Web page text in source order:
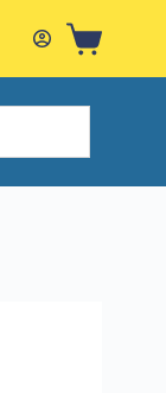
Shopping